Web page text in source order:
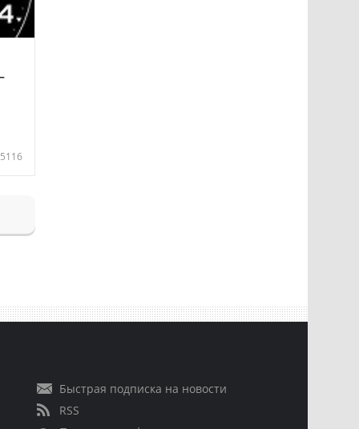
5116
Быстрая подписка на новости
RSS